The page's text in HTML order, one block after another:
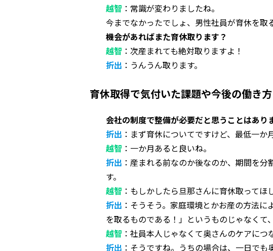
越智 ：常識が変わりましたね。
今までなかったでしょ、男性社員が育休を取
機会があればまた育休取ります？
越智 ：次産まれても絶対取りますよ！
折出 ：うんうん取ります。
育休取得で気付いた課題や今後の働き
会社の制度で整備が必要だと思うことはあり
折出 ：まず育休についてですけど、最低一か
越智 ：一か月あると良いね。
折出 ：産まれる前なのか後なのか、期間を
す。
越智 ：もしかしたら旦那さんに育休取ってほ
折出 ：そうそう。家庭環境とかお産の方法
を取るものである！」というものじゃなくて
越智 ：社員本人じゃなくて奥さんのケアに
折出 ：そうですね。うちの場合は、一日で